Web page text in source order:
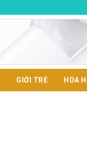
GIỚI TRẺ HOA